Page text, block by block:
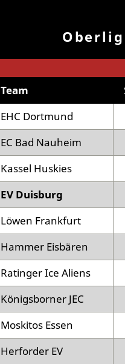
Team
EHC Dortmund
EC Bad Nauheim
Kassel Huskies
EV Duisburg
Löwen Frankfurt
Hammer Eisbären
Ratinger Ice Aliens
Königsborner JEC
Moskitos Essen
Herforder EV